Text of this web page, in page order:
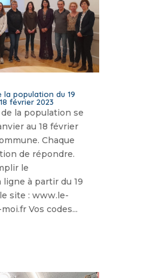
la population du 19
février 2023
la population se
au 18 février
Chaque
de répondre.
le
à partir du 19
site : www.le-
Vos codes...